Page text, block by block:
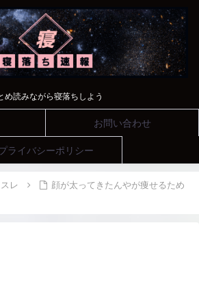
め読みながら寝落ちしよう
お問い合わせ
ライバシーポリシー
レ
顔が太ってきたんやが痩せるため